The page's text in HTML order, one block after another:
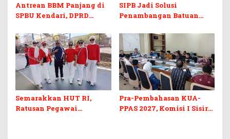
Antrean BBM Panjang di
SPBU Kendari, DPRD
Barcode Curang
SIPB Jadi Solusi
Penambangan Batuan
di Sultra
Semarakkan HUT RI,
Ratusan Pegawai
Pra-Pembahasan KUA-
PPAS 2027, Komisi I Sisir